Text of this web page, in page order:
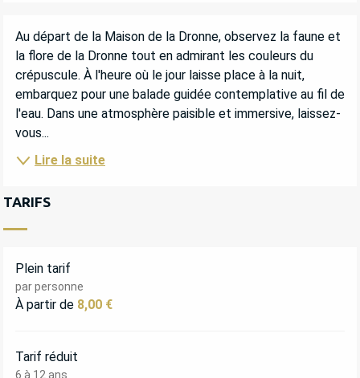
DESCRIPTION
Au départ de la Maison de la Dronne, observez la faune et
la flore de la Dronne tout en admirant les couleurs du
crépuscule. À l'heure où le jour laisse place à la nuit,
embarquez pour une balade guidée contemplative au fil de
l'eau. Dans une atmosphère paisible et immersive, laissez-
vous...
Lire la suite
TARIFS
Plein tarif
par personne
À partir de 8,00 €
Tarif réduit
6 à 12 ans